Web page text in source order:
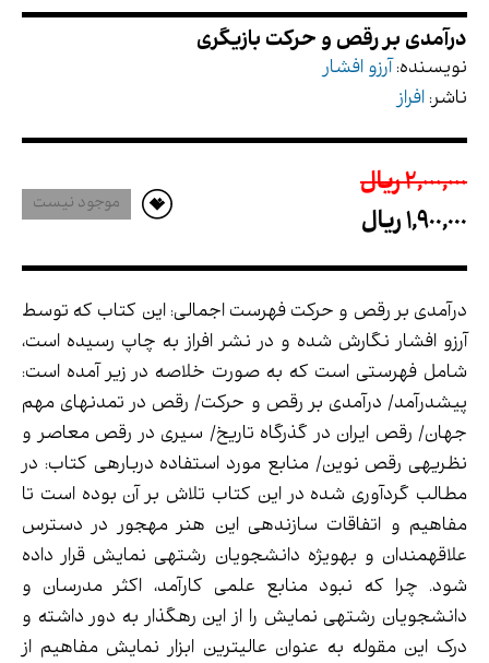
نویسنده: آرزو افشار
ناشر: افراز
2,000,000 ريال
1,900,000 ريال
موجود نیست
درآمدی بر رقص و حرکت فهرست اجمالی: این کتاب که توسط
آرزو افشار نگارش شده و در نشر افراز به چاپ رسیده است،
شامل فهرستی است که به صورت خلاصه در زیر آمده است:
پیش­درآمد/ درآمدی بر رقص و حرکت/ رقص در تمدن­های مهم
جهان/ رقص ایران در گذرگاه تاریخ/ سیری در رقص معاصر و
نظریه­ی رقص نوین/ منابع مورد استفاده درباره­ی کتاب: در
مطالب گردآوری شده در این کتاب تلاش بر آن بوده است تا
مفاهیم و اتفاقات سازنده­ی این هنر مهجور در دسترس
علاقه­مندان و به­ویژه دانشجویان رشته­ی نمایش قرار داده
شود. چرا که نبود منابع علمی کارآمد، اکثر مدرسان و
دانشجویان رشته­ی نمایش را از این رهگذار به دور داشته و
درک این مقوله به عنوان عالی­ترین ابزار نمایش مفاهیم از